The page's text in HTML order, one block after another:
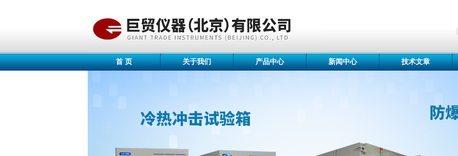
首 页 关于我们 产品中心 新闻中心 技术文章